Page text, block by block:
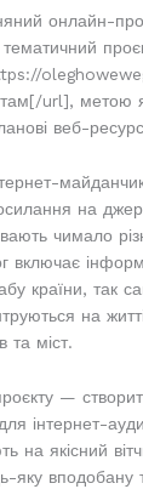
онлайн-
тематичний
url], метою
веб-
на
чимало
включає
країни, так
на
та міст.
—
інтернет-
на якісний
яку вподобану